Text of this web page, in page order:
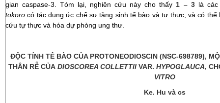
gian caspase-3. Tóm lại, nghiên cứu này cho thấy 1 – 3là các
tokoro có tác dụng ức chế sự tăng sinh tế bào và tự thực, và có thể
cứu tự thực và hóa dự phòng ung thư.
ĐỘC TÍNH TẾ BÀO CỦA PROTONEODIOSCIN (NSC-698789),
THÂN RỄ CỦA DIOSCOREA COLLETTII VAR. HYPOGLAUCA,
VITRO
Ke. Hu và cs